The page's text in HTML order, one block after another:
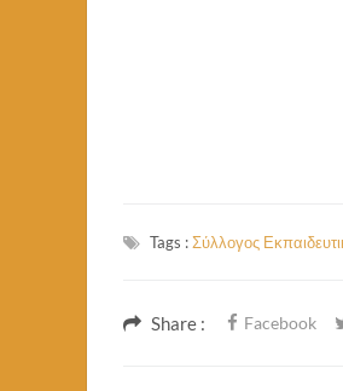
Tags :Σύλλογος
Share : Facebook